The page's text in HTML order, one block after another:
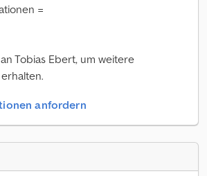
=
Tobias Ebert, um weitere
anfordern